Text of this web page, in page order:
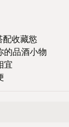
配收藏慾
的品酒小物
宜